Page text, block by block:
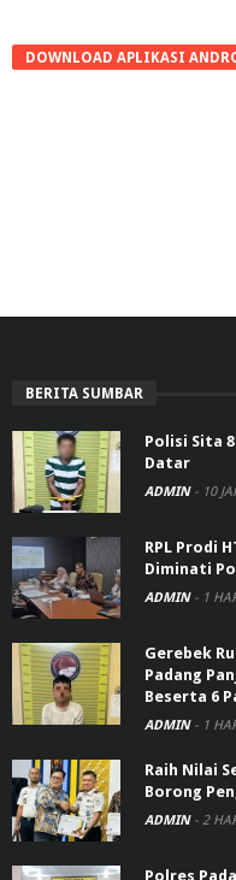
DOWNLOAD APLIKASI
BERITA SUMBAR
Polisi Sita
Datar
ADMIN - 10
RPL Prodi
Diminati
ADMIN - 1
Gerebek
Padang
Beserta 6
ADMIN - 1
Raih Nilai
Borong
ADMIN - 2
Polres